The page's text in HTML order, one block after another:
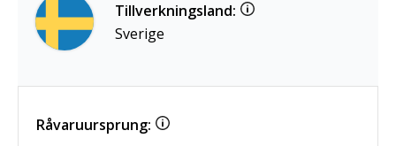
Tillverkningsland:
Sverige
Råvaruursprung: